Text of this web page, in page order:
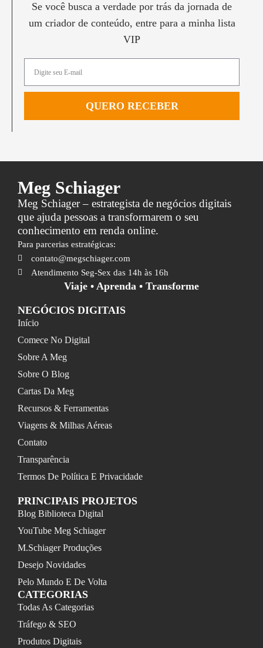
Se você busca a verdade por trás da jornada de
um criador de conteúdo, entre para a minha lista
VIP
QUERO RECEBER
Meg Schiager
Meg Schiager – estrategista de negócios digitais
que ajuda pessoas a transformarem o seu
conhecimento em renda online.
Para parcerias estratégicas:
contato@megschiager.com
Atendimento Seg-Sex das 14h às 16h
Viaje • Aprenda • Transforme
NEGÓCIOS DIGITAIS
Início
Comece No Digital
Sobre A Meg
Sobre O Blog
Cartas Da Meg
Recursos & Ferramentas
Viagens & Milhas Aéreas
Contato
Transparência
Termos De Política E Privacidade
PRINCIPAIS PROJETOS
Blog Biblioteca Digital
YouTube Meg Schiager
M.Schiager Produções
Desejo Novidades
Pelo Mundo E De Volta
CATEGORIAS
Todas As Categorias
Tráfego & SEO
Produtos Digitais